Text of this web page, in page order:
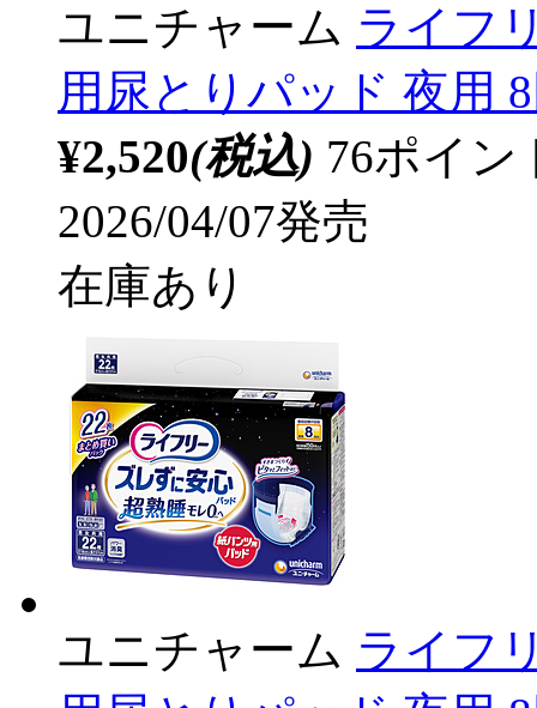
ユニチャーム ライフ
用尿とりパッド 夜用
¥2,520(税込) 76ポイ
2026/04/07発売
在庫あり
ユニチャーム ライフ